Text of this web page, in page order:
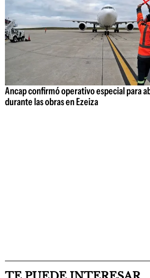
Ancap confirmó operativo especial para
durante las obras en Ezeiza